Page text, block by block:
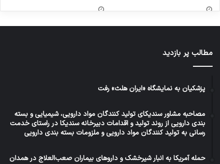
مطالب پر بازدید
پزشکیان به نمایشگاه «ایران هلث» رفت
مصاحبه مشاور سندیکای تولید کنندگان مواد دارویی، شیمیایی و بسته
بندی دارویی از روند تولید و اقدامات دبیرخانه سندیکا در راستای خدمت
رسانی به تولید کنندگان مواد دارویی و ملزومات بسته بندی دارویی
حمله آمریکا به انبار شیرخشک و داروهای بیماران صعب‌العلاج در همدان